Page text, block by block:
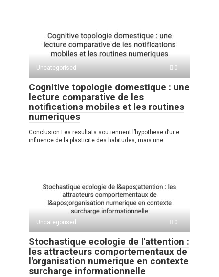
Uncategorised 0
Cognitive topologie domestique : une
lecture comparative de les
notifications mobiles et les routines
numeriques
Conclusion Les resultats soutiennent l’hypothese d’une
influence de la plasticite des habitudes, mais une
Uncategorised 0
Stochastique ecologie de l'attention :
les attracteurs comportementaux de
l'organisation numerique en contexte
surcharge informationnelle